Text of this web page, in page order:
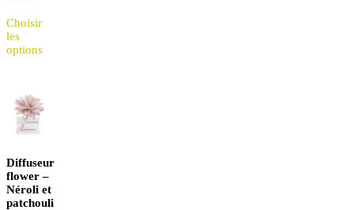
Choisir
les
options
Diffuseur
flower –
Néroli et
patchouli